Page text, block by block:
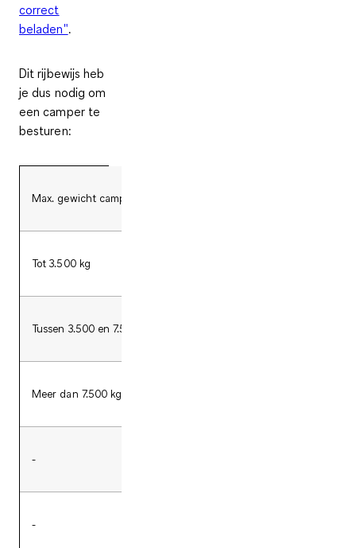
correct
beladen".
Dit rijbewijs heb
je dus nodig om
een camper te
besturen:
Max. gewicht camper
Tot 3.500 kg
Tussen 3.500 en 7.500 kg
Meer dan 7.500 kg
-
-